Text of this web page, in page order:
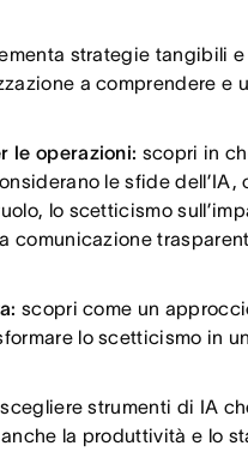
strategie tangibili
a comprendere e
le operazioni: scopri in
le sfide dell’IA,
lo scetticismo
comunicazione
scopri come un
lo scetticismo in
strumenti di IA
la produttività e lo